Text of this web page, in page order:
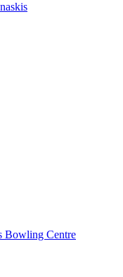
Bowling Centre